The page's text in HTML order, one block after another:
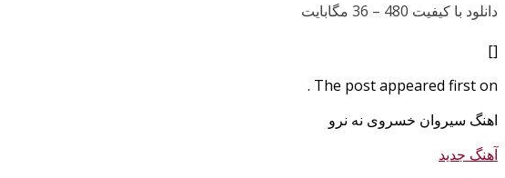
دانلود با کیفیت 480 –
36 مگابایت
[]
The post appeared first on .
اهنگ سیروان خسروی نه نرو
آهنگ جدید